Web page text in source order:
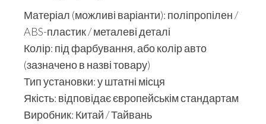
Матеріал (можливі варіанти): поліпропілен /
ABS-пластик / металеві деталі
Колір: під фарбування, або колір авто
(зазначено в назві товару)
Тип установки: у штатні місця
Якість: відповідає європейськім стандартам
Виробник: Китай / Тайвань